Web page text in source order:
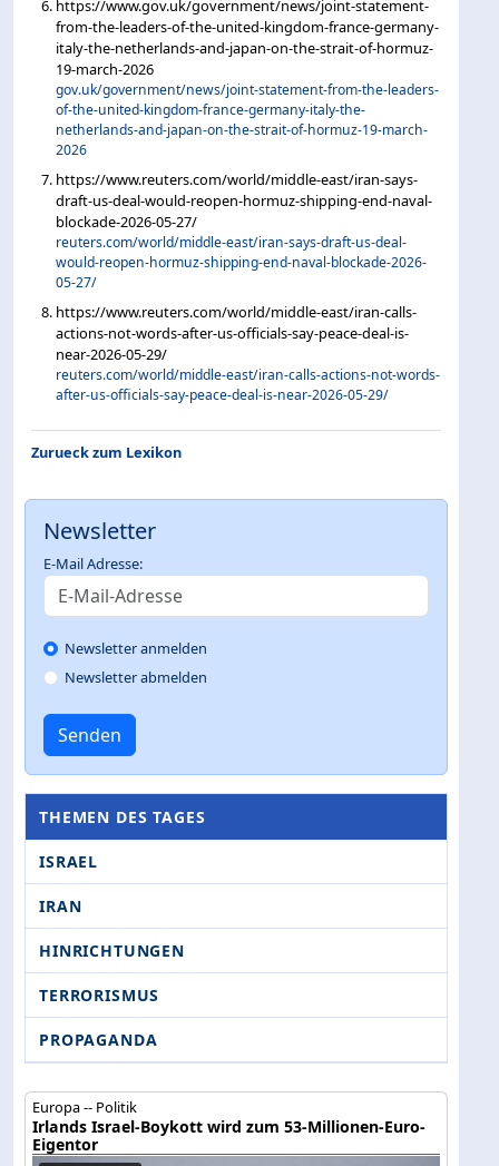
https://www.gov.uk/government/news/joint-statement-
from-the-leaders-of-the-united-kingdom-france-germany-
italy-the-netherlands-and-japan-on-the-strait-of-hormuz-
19-march-2026
gov.uk/government/news/joint-statement-from-the-leaders-
of-the-united-kingdom-france-germany-italy-the-
netherlands-and-japan-on-the-strait-of-hormuz-19-march-
2026
https://www.reuters.com/world/middle-east/iran-says-
draft-us-deal-would-reopen-hormuz-shipping-end-naval-
blockade-2026-05-27/
reuters.com/world/middle-east/iran-says-draft-us-deal-
would-reopen-hormuz-shipping-end-naval-blockade-2026-
05-27/
https://www.reuters.com/world/middle-east/iran-calls-
actions-not-words-after-us-officials-say-peace-deal-is-
near-2026-05-29/
reuters.com/world/middle-east/iran-calls-actions-not-words-
after-us-officials-say-peace-deal-is-near-2026-05-29/
Zurueck zum Lexikon
Newsletter
E-Mail Adresse:
Newsletter anmelden
Newsletter abmelden
Senden
THEMEN DES TAGES
ISRAEL
IRAN
HINRICHTUNGEN
TERRORISMUS
PROPAGANDA
Europa -- Politik
Irlands Israel-Boykott wird zum 53-Millionen-Euro-
Eigentor